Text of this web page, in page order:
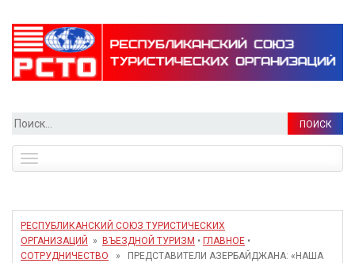
Найти:
navigation
РЕСПУБЛИКАНСКИЙ СОЮЗ ТУРИСТИЧЕСКИХ
ОРГАНИЗАЦИЙ
» ВЪЕЗДНОЙ ТУРИЗМ • ГЛАВНОЕ •
СОТРУДНИЧЕСТВО » ПРЕДСТАВИТЕЛИ АЗЕРБАЙДЖАНА: «НАША